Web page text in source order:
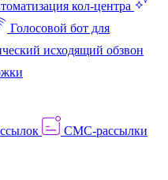
кол‑центра
Голосовой бот для
исходящий обзвон
СМС-рассылки